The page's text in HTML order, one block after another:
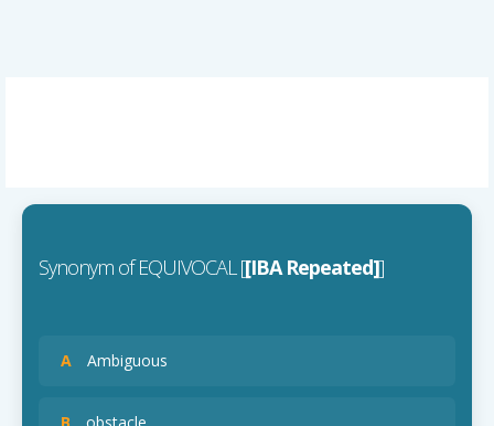
Synonym of EQUIVOCAL [[IBA Repeated]]
A Ambiguous